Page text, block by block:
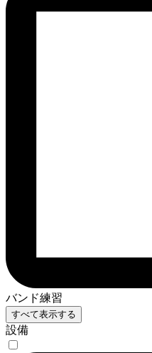
バンド練習
すべて表示する
設備